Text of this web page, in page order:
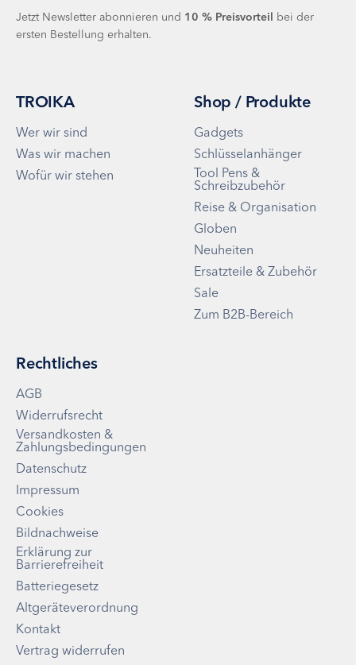
Jetzt Newsletter abonnieren und 10 % Preisvorteil
bei der
ersten Bestellung erhalten.
TROIKA
Wer wir sind
Was wir machen
Wofür wir stehen
Shop / Produkte
Gadgets
Schlüsselanhänger
Tool Pens &
Schreibzubehör
Reise & Organisation
Globen
Neuheiten
Ersatzteile & Zubehör
Sale
Zum B2B-Bereich
Rechtliches
AGB
Widerrufsrecht
Versandkosten &
Zahlungsbedingungen
Datenschutz
Impressum
Cookies
Bildnachweise
Erklärung zur
Barrierefreiheit
Batteriegesetz
Altgeräteverordnung
Kontakt
Vertrag widerrufen